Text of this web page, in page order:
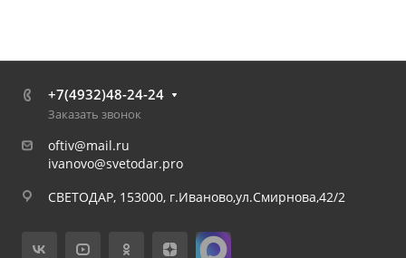
+7(4932)48-24-24
Заказать звонок
oftiv@mail.ru
ivanovo@svetodar.pro
СВЕТОДАР, 153000, г.Иваново,ул.Смирнова,42/2